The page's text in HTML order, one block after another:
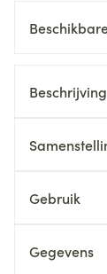
Beschrijving
Gebruik
Gegevens